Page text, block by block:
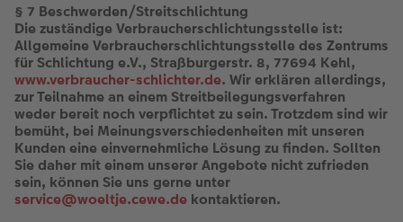
§ 7 Beschwerden/Streitschlichtung
Die zuständige Verbraucherschlichtungsstelle ist:
Allgemeine Verbraucherschlichtungsstelle des Zentrums
für Schlichtung e.V., Straßburgerstr. 8, 77694 Kehl,
www.verbraucher-schlichter.de. Wir erklären allerdings,
zur Teilnahme an einem Streitbeilegungsverfahren
weder bereit noch verpflichtet zu sein. Trotzdem sind wir
bemüht, bei Meinungsverschiedenheiten mit unseren
Kunden eine einvernehmliche Lösung zu finden. Sollten
Sie daher mit einem unserer Angebote nicht zufrieden
sein, können Sie uns gerne unter
service@woeltje.cewe.de kontaktieren.